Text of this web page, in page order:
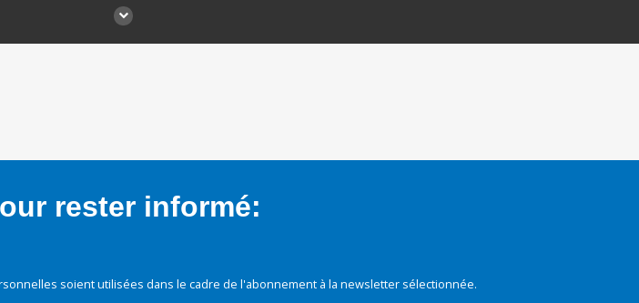
rester informé:
soient utilisées dans le cadre de l'abonnement à la newsletter sélectionnée.